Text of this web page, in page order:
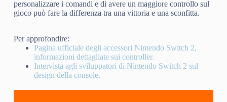
personalizzare i comandi e di avere un maggiore controllo sul
gioco può fare la differenza tra una vittoria e una sconfitta.
Per approfondire:
Pagina ufficiale degli accessori Nintendo Switch 2,
informazioni dettagliate sui controller.
Intervista agli sviluppatori di Nintendo Switch 2 sul
design della console.